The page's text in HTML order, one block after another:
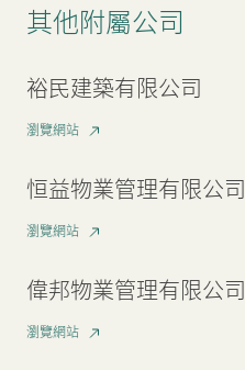
其他附屬公司
裕民建築有限公司
瀏覽網站
恒益物業管理有限公司
瀏覽網站
偉邦物業管理有限公司
瀏覽網站